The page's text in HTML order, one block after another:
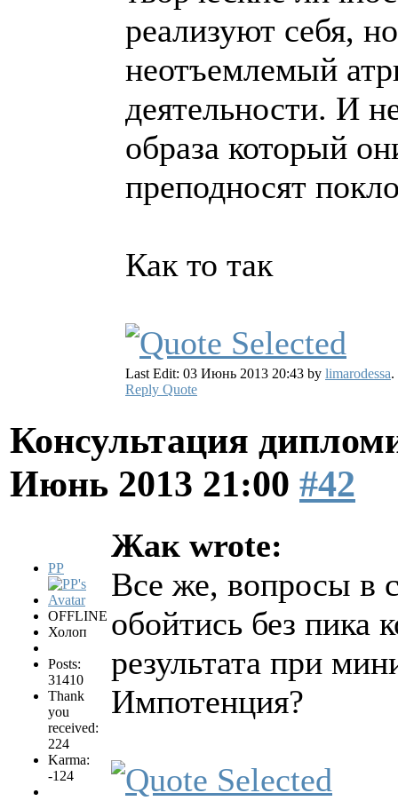
реализуют себя,
неотъемлемый
деятельности. И
образа который
преподносят
Как то так
Last Edit: 03 Июнь 2013 20:43 by limarodessa.
Reply Quote
Консультация
Июнь 2013 21:00 #42
PP
OFFLINE
Холоп
Posts:
31410
Thank
you
received:
224
Karma:
-124
Жак wrote:
Все же, вопросы в
обойтись без пика
результата при
Импотенция?